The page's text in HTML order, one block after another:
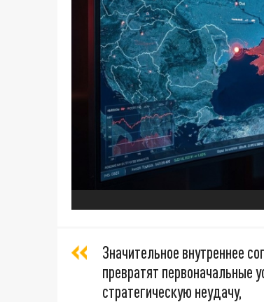
Значительное внутреннее
превратят первоначальные
стратегическую неудачу,